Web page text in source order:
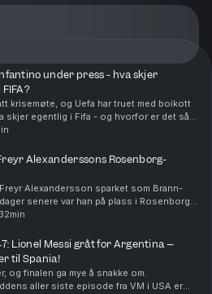
under press - hva skjer
krisemøte, og Uefa har truet med boikott
skjer egentlig i Fifa - og hvorfor er det så
Alexanderssons Rosenborg-
Alexandersson sparket som Brann-
senere var han på plass i Rosenborg. I
snakker Alexandersson om hvordan
32min
Lionel Messi gråt for Argentina –
til Spania!
og finalen ga mye å snakke om.
aller siste episode fra VM i USA er